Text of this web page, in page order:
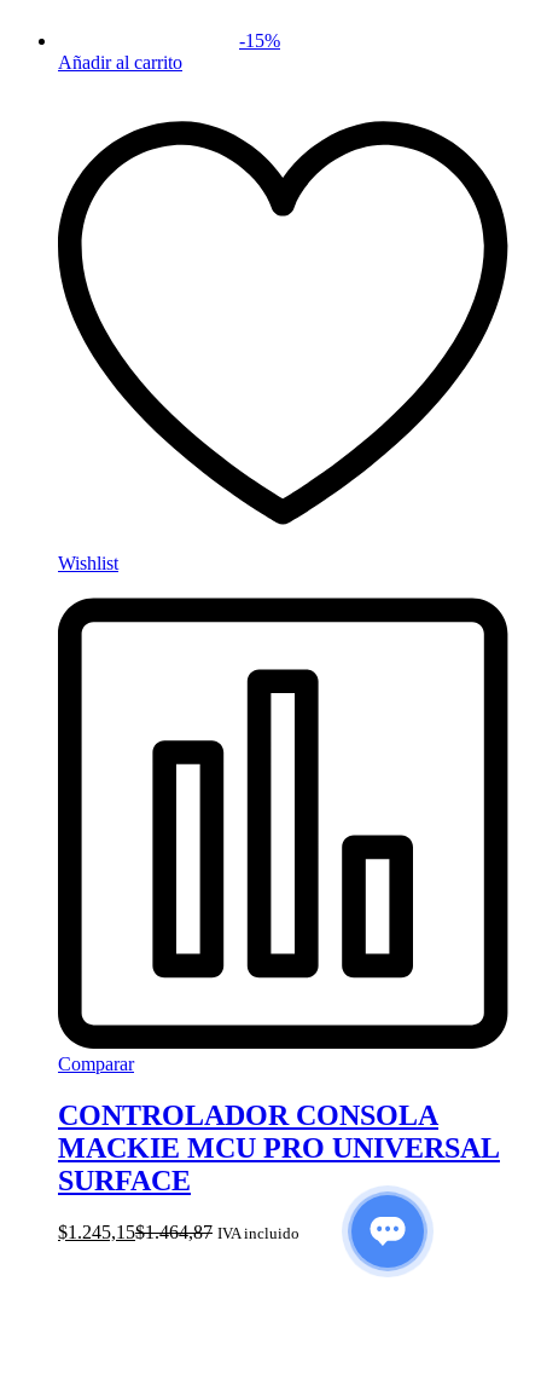
-15%
Añadir al carrito
Wishlist
Comparar
CONTROLADOR CONSOLA
MACKIE MCU PRO UNIVERSAL
SURFACE
$1.245,15$1.464,87 IVA incluido